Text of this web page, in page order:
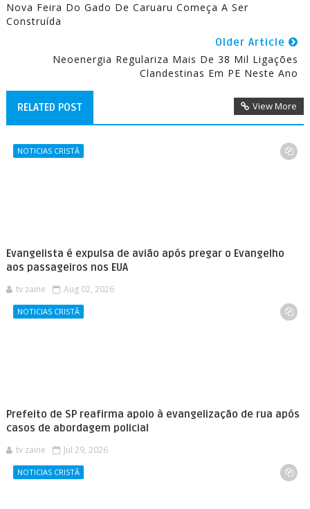
Nova Feira Do Gado De Caruaru Começa A Ser
Construída
Older Article
Neoenergia Regulariza Mais De 38 Mil Ligações
Clandestinas Em PE Neste Ano
RELATED POST View More
NOTICIAS CRISTÃ
Evangelista é expulsa de avião após pregar o Evangelho
aos passageiros nos EUA
tv zaine Aug 02, 2026
NOTICIAS CRISTÃ
Prefeito de SP reafirma apoio à evangelização de rua após
casos de abordagem policial
tv zaine Jul 29, 2026
NOTICIAS CRISTÃ